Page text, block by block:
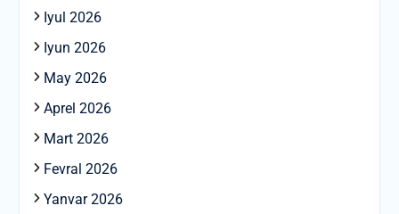
Iyul 2026
Iyun 2026
May 2026
Aprel 2026
Mart 2026
Fevral 2026
Yanvar 2026